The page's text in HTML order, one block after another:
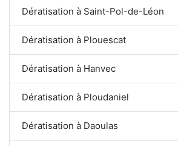
Dératisation à Saint-Pol-de-Léon
Dératisation à Plouescat
Dératisation à Hanvec
Dératisation à Ploudaniel
Dératisation à Daoulas